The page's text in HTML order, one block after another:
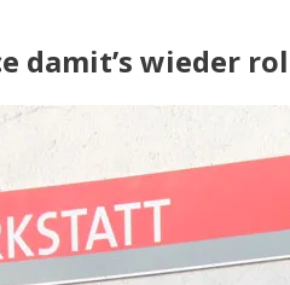
damit’s wieder